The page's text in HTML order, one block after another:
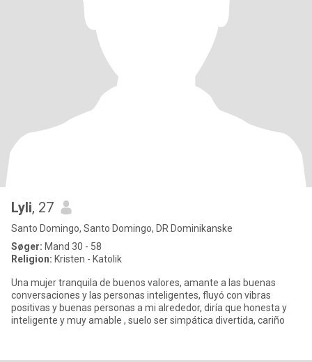
Lyli, 27
Santo Domingo, Santo Domingo, DR Dominikanske
Søger: Mand 30 - 58
Religion: Kristen - Katolik
Una mujer tranquila de buenos valores, amante a las buenas
conversaciones y las personas inteligentes, fluyó con vibras
positivas y buenas personas a mi alrededor, diría que honesta y
inteligente y muy amable , suelo ser simpática divertida, cariño